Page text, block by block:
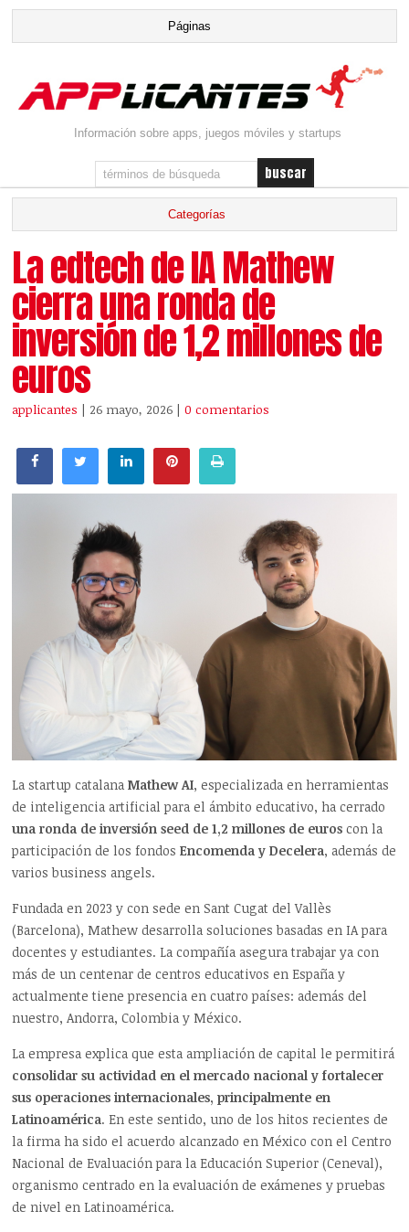
Información sobre apps, juegos móviles y startups
La edtech de IA Mathew
cierra una ronda de
inversión de 1,2 millones de
euros
applicantes | 26 mayo, 2026 |0 comentarios
La startup catalanaMathew AI, especializada en herramientas
de inteligencia artificial para el ámbito educativo, ha cerrado
una ronda de inversión seed de 1,2 millones de euros con la
participación de los fondosEncomenda y Decelera, además de
varios business angels.
Fundada en 2023 y con sede en Sant Cugat del Vallès
(Barcelona), Mathew desarrolla soluciones basadas en IA para
docentes y estudiantes. La compañía asegura trabajar ya con
más de un centenar de centros educativos en España y
actualmente tiene presencia en cuatro países: además del
nuestro, Andorra, Colombia y México.
La empresa explica que esta ampliación de capital le permitirá
consolidar su actividad en el mercado nacional y fortalecer
sus operaciones internacionales, principalmente en
Latinoamérica. En este sentido, uno de los hitos recientes de
la firma ha sido el acuerdo alcanzado en México con el Centro
Nacional de Evaluación para la Educación Superior (Ceneval),
organismo centrado en la evaluación de exámenes y pruebas
de nivel en Latinoamérica.